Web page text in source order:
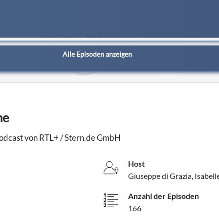
Alle Episoden anzeigen
von RTL+ / Stern.de GmbH
Host
Giuseppe di Grazia,
Anzahl der Episoden
166